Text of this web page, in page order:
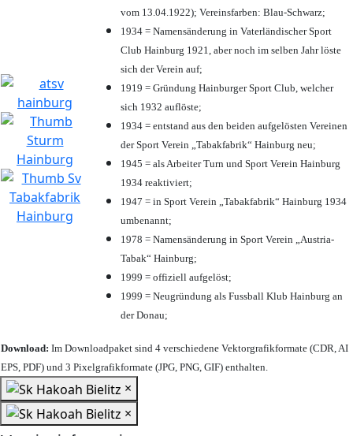
vom 13.04.1922); Vereinsfarben: Blau-Schwarz;
1934 = Namensänderung in Vaterländischer Sport
Club Hainburg 1921, aber noch im selben Jahr löste
sich der Verein auf;
1919 = Gründung Hainburger Sport Club, welcher
sich 1932 auflöste;
1934 = entstand aus den beiden aufgelösten Vereinen
der Sport Verein „Tabakfabrik“ Hainburg neu;
1945 = als Arbeiter Turn und Sport Verein Hainburg
1934 reaktiviert;
1947 = in Sport Verein „Tabakfabrik“ Hainburg 1934
umbenannt;
1978 = Namensänderung in Sport Verein „Austria-
Tabak“ Hainburg;
1999 = offiziell aufgelöst;
1999 = Neugründung als Fussball Klub Hainburg an
der Donau;
Download: Im Downloadpaket sind 4 verschiedene Vektorgrafikformate (CDR, AI
EPS, PDF) und 3 Pixelgrafikformate (JPG, PNG, GIF) enthalten.
×
×